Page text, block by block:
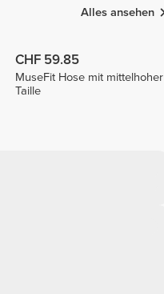
Alles ansehen
CHF 59.85
MuseFit Hose mit mittelhoher
Taille